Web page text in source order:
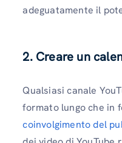
adeguatamente il
2. Creare un
Qualsiasi canale
formato lungo che in
coinvolgimento del